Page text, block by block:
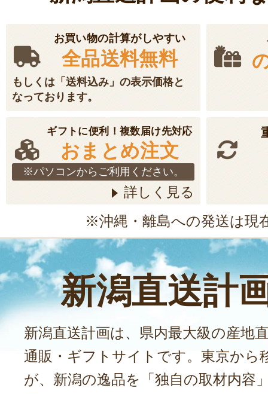
お買い物の計算がしやすい
全品送料無料
もしくは「送料込み」の表示価格と
なっております。
ギフトに便利！複数届け先対応
おまとめ注文
※パソコンからご利用ください。
詳しく見る
※沖縄・離島への発送は現
新潟直送計
新潟直送計画は、県内最大級の産地
通販・ギフトサイトです。東京から
が、新潟の逸品を「独自の取材内容